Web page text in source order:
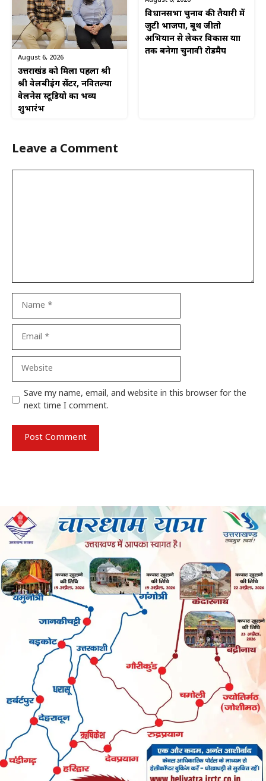
August 6, 2026
उत्तराखंड को मिला पहला श्री
श्री वेलबीइंग सेंटर, नवितल्या
वेलनेस स्टूडियो का भव्य
शुभारंभ
विधानसभा चुनाव की तैयारी में
जुटी भाजपा, बूथ जीतो
अभियान से लेकर विकास यात्रा
तक बनेगा चुनावी रोडमैप
Leave a Comment
Website
Save my name, email, and website in this browser for the
next time I comment.